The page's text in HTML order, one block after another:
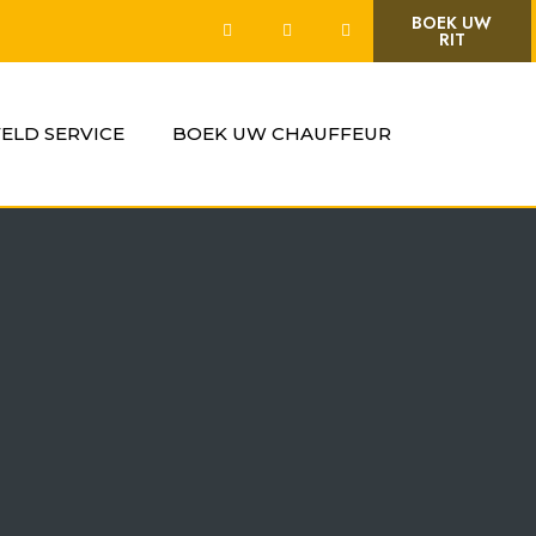
BOEK UW
RIT
SERVICE BOEK UW CHAUFFEUR